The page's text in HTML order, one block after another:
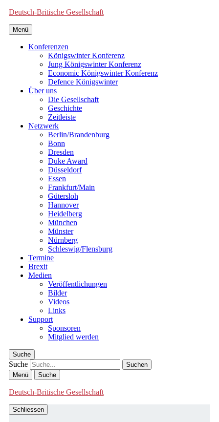
Deutsch-Britische Gesellschaft
Menü
Konferenzen
Königswinter Konferenz
Jung Königswinter Konferenz
Economic Königswinter Konferenz
Defence Königswinter
Über uns
Die Gesellschaft
Geschichte
Zeitleiste
Netzwerk
Berlin/Brandenburg
Bonn
Dresden
Duke Award
Düsseldorf
Essen
Frankfurt/Main
Gütersloh
Hannover
Heidelberg
München
Münster
Nürnberg
Schleswig/Flensburg
Termine
Brexit
Medien
Veröffentlichungen
Bilder
Videos
Links
Support
Sponsoren
Mitglied werden
Suche
Suche
Menü Suche
Deutsch-Britische Gesellschaft
Schliessen